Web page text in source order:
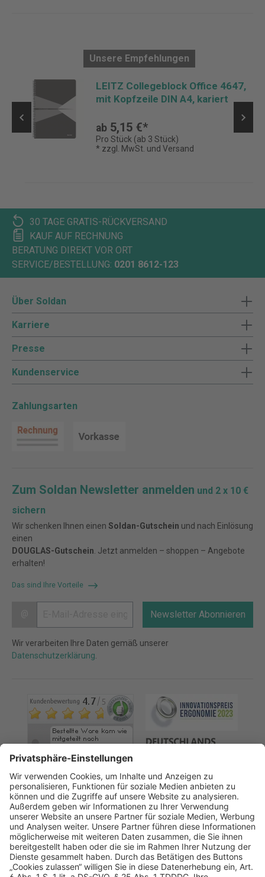
Unsere Empfehlungen
LEITZ Collegeblock Office 4647,
mit Kopfzeile DIN A4, kariert
ab 5,15 €*
Pro Stück (ab 3 Stück)
* zzgl. MwSt. und Versand
30 TAGE GRATIS-RÜCKVERSAND
KAUF AUF RECHNUNG
BERATUNG DIREKT VOR ORT
SERVICE/BESTELLUNG: 0201 8612-123
Über Soldan
Karriere
Presse
Kundenservice
Zahlungsarten
Zum Soldan Newsletter anmelden und 2 x 10 €
sichern
Wir schenken Ihnen einen Soldan-Gutschein und nach Einlösung
einen
DOUGLAS-Gutschein . Jetzt anmelden – shoppen – Angebote
erhalten!
Das sind Ihre Vorteile
Newsletter Abonnieren
Wir verarbeiten Ihre Daten gemäß unserer
Datenschutzerklärung